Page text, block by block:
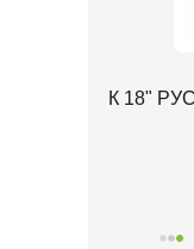
К 18"